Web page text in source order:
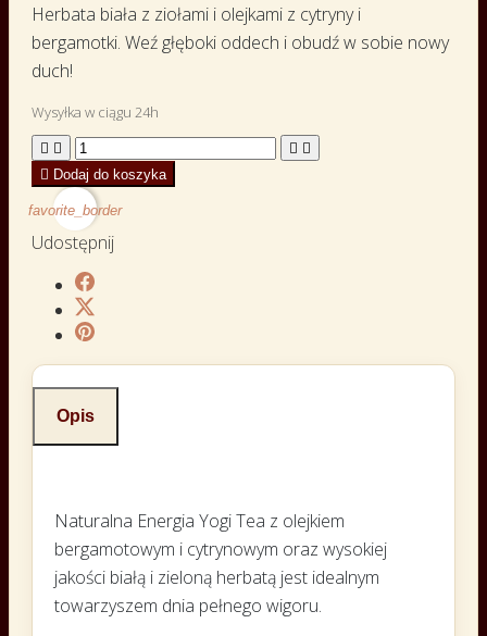
Herbata biała z ziołami i olejkami z cytryny i
bergamotki. Weź głęboki oddech i obudź w sobie nowy
duch!
Wysyłka w ciągu 24h
   
 Dodaj do koszyka
favorite_border
Udostępnij
Opis
Naturalna Energia Yogi Tea z olejkiem
bergamotowym i cytrynowym oraz wysokiej
jakości białą i zieloną herbatą jest idealnym
towarzyszem dnia pełnego wigoru.